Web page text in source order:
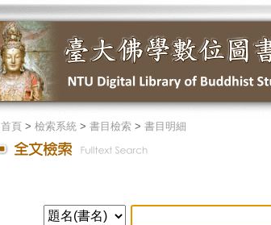
首頁> 檢索系統> 書目檢索> 書目明細